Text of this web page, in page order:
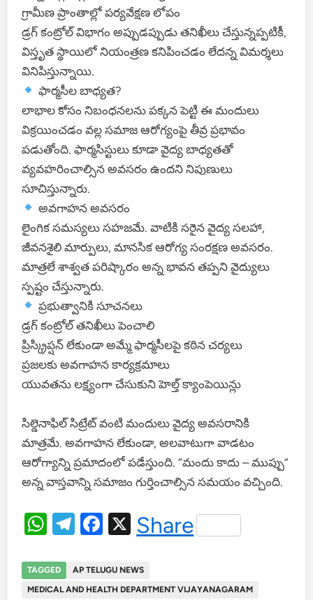
గ్రామీణ ప్రాంతాల్లో పర్యవేక్షణ లోపం
డ్రగ్ కంట్రోల్ విభాగం అప్పుడప్పుడు తనిఖీలు చేస్తున్నప్పటికీ,
విస్తృత స్థాయిలో నియంత్రణ కనిపించడం లేదన్న విమర్శలు
వినిపిస్తున్నాయి.
ఫార్మసీల బాధ్యత?
లాభాల కోసం నిబంధనలను పక్కన పెట్టి ఈ మందులు
విక్రయించడం వల్ల సమాజ ఆరోగ్యంపై తీవ్ర ప్రభావం
పడుతోంది. ఫార్మసిస్టులు కూడా వైద్య బాధ్యతతో
వ్యవహరించాల్సిన అవసరం ఉందని నిపుణులు
సూచిస్తున్నారు.
అవగాహన అవసరం
లైంగిక సమస్యలు సహజమే. వాటికి సరైన వైద్య సలహా,
జీవనశైలి మార్పులు, మానసిక ఆరోగ్య సంరక్షణ అవసరం.
మాత్రలే శాశ్వత పరిష్కారం అన్న భావన తప్పని వైద్యులు
స్పష్టం చేస్తున్నారు.
ప్రభుత్వానికి సూచనలు
డ్రగ్ కంట్రోల్ తనిఖీలు పెంచాలి
ప్రిస్క్రిప్షన్ లేకుండా అమ్మే ఫార్మసీలపై కఠిన చర్యలు
ప్రజలకు అవగాహన కార్యక్రమాలు
యువతను లక్ష్యంగా చేసుకుని హెల్త్ క్యాంపెయిన్లు
సిల్డెనాఫిల్ సిట్రేట్ వంటి మందులు వైద్య అవసరానికి
మాత్రమే. అవగాహన లేకుండా, అలవాటుగా వాడటం
ఆరోగ్యాన్ని ప్రమాదంలో పడేస్తుంది. “మందు కాదు – ముప్పు”
అన్న వాస్తవాన్ని సమాజం గుర్తించాల్సిన సమయం వచ్చింది.
WhatsApp
Telegram
Facebook
X
Share
TAGGED
AP TELUGU NEWS
MEDICAL AND HEALTH DEPARTMENT VIJAYANAGARAM